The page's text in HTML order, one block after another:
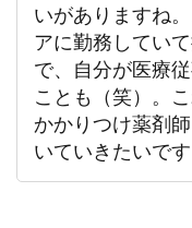
いがありますね
アに勤務してい
で、自分が医療
ことも（笑）。
かかりつけ薬剤
いていきたいです